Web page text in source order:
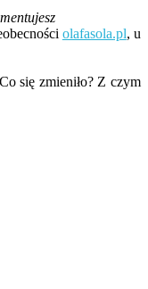
olafasola.pl, u
się zmieniło? Z czym